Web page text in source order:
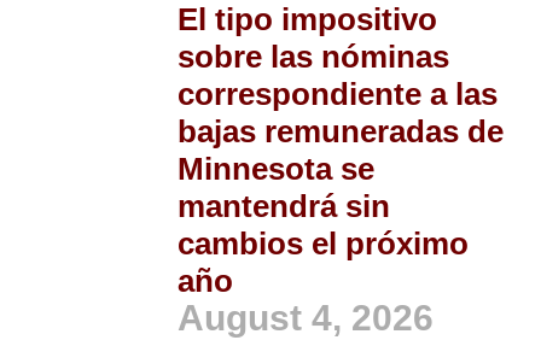
El tipo impositivo
sobre las nóminas
correspondiente a las
bajas remuneradas de
Minnesota se
mantendrá sin
cambios el próximo
año
August 4, 2026